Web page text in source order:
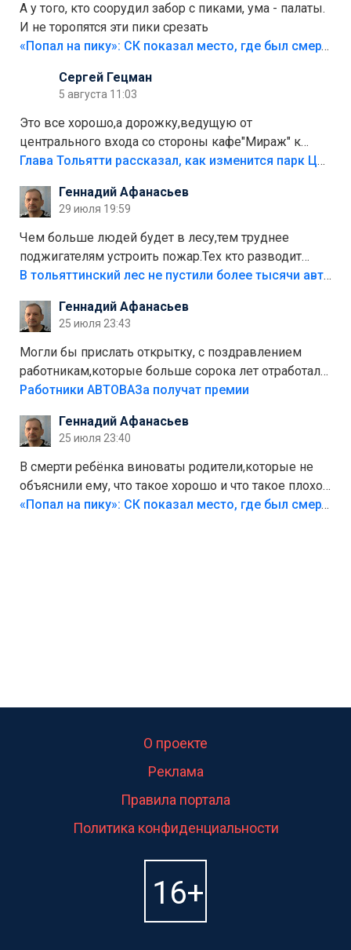
А у того, кто соорудил забор с пиками, ума - палаты.
И не торопятся эти пики срезать
«Попал на пику»: СК показал место, где был смертельно травмирован ребенок в Тольятти
Сергей Гецман
5 августа 11:03
Это все хорошо,а дорожку,ведущую от
центрального входа со стороны кафе"Мираж" к
аттракционам слабо доделать?А то бордюры
лежала в парке и испортилась.Да еще,видимо,часть
украли.
Глава Тольятти рассказал, как изменится парк Центрального района
Геннадий Афанасьев
29 июля 19:59
Чем больше людей будет в лесу,тем труднее
поджигателям устроить пожар.Тех кто разводит
костры,тех надо безбожно штрафовать.Камер полно
Штрафы мизерные.
В тольяттинский лес не пустили более тысячи автомобилей
Геннадий Афанасьев
25 июля 23:43
Могли бы прислать открытку, с поздравлением
работникам,которые больше сорока лет отработали
на предприятии.
Работники АВТОВАЗа получат премии
Геннадий Афанасьев
25 июля 23:40
В смерти ребёнка виноваты родители,которые не
объяснили ему, что такое хорошо и что такое плохо!
Лезть через такой забор,верх безумия,есть же
«Попал на пику»: СК показал место, где был смертельно травмирован ребенок в Тольятти
О проекте
Реклама
Правила портала
Политика конфиденциальности